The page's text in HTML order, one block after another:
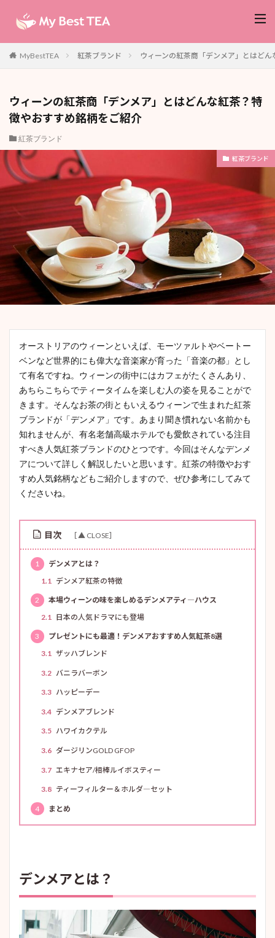
MyBestTEA 紅茶ブランド ウィーンの紅茶商「デンメア」とはど
ウィーンの紅茶商「デンメア」とはどんな紅茶？特
徴やおすすめ銘柄をご紹介
紅茶ブランド
紅茶ブランド
オーストリアのウィーンといえば、モーツァルトやベートー
ベンなど世界的にも偉大な音楽家が育った「音楽の都」とし
て有名ですね。ウィーンの街中にはカフェがたくさんあり、
あちらこちらでティータイムを楽しむ人の姿を見ることがで
きます。そんなお茶の街ともいえるウィーンで生まれた紅茶
ブランドが「デンメア」です。あまり聞き慣れない名前かも
知れませんが、有名老舗高級ホテルでも愛飲されている注目
すべき人気紅茶ブランドのひとつです。今回はそんなデンメ
アについて詳しく解説したいと思います。紅茶の特徴やおす
すめ人気銘柄などもご紹介しますので、ぜひ参考にしてみて
くださいね。
目次
1
デンメアとは？
1.1
デンメア紅茶の特徴
2
本場ウィーンの味を楽しめるデンメアティ―ハウス
2.1
日本の人気ドラマにも登場
3
プレゼントにも最適！デンメアおすすめ人気紅茶8選
3.1 ザッハブレンド
3.2 バニラバーボン
3.3 ハッピーデー
3.4 デンメアブレンド
3.5 ハワイカクテル
3.6 ダージリンGOLD GFOP
3.7 エキナセア/相棒ルイボスティー
3.8 ティーフィルター＆ホルダ―セット
4 まとめ
デンメアとは？